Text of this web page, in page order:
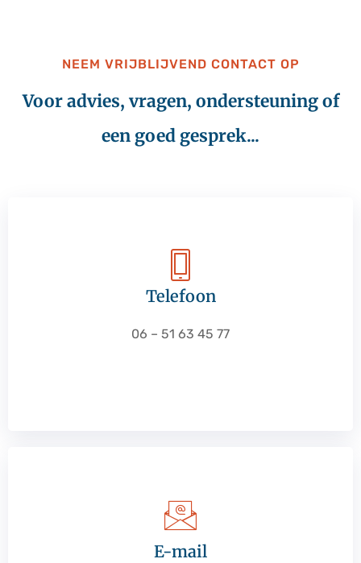
NEEM VRIJBLIJVEND CONTACT OP
Voor advies, vragen, ondersteuning of
een goed gesprek...
Telefoon
06 – 51 63 45 77
E-mail